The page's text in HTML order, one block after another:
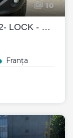
10
NISSAN QASHQAI+2 - 4X4 - 4X2- LOCK - 7 LOCURI - NAVI - PANORAMIC
Franța